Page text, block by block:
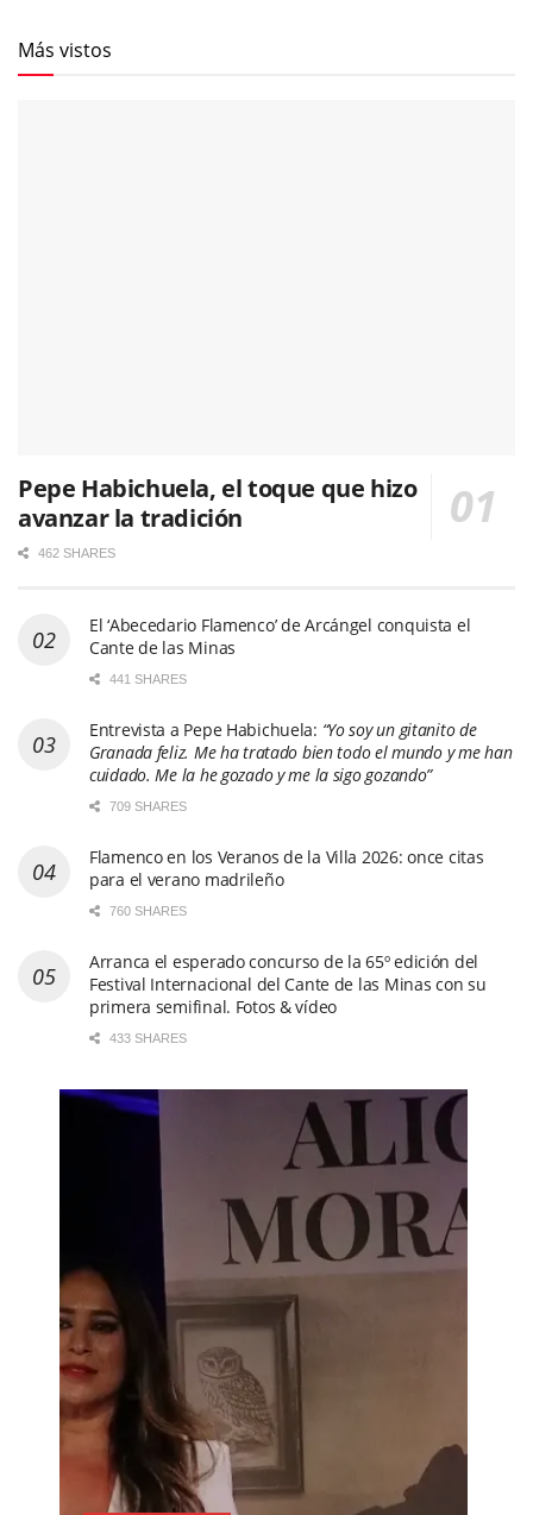
Más vistos
Pepe Habichuela, el toque que hizo
avanzar la tradición
462 SHARES
El ‘Abecedario Flamenco’ de Arcángel conquista el
Cante de las Minas
441 SHARES
Entrevista a Pepe Habichuela: “Yo soy un gitanito de
Granada feliz. Me ha tratado bien todo el mundo y me han
cuidado. Me la he gozado y me la sigo gozando”
709 SHARES
Flamenco en los Veranos de la Villa 2026: once citas
para el verano madrileño
760 SHARES
Arranca el esperado concurso de la 65º edición del
Festival Internacional del Cante de las Minas con su
primera semifinal. Fotos & vídeo
433 SHARES